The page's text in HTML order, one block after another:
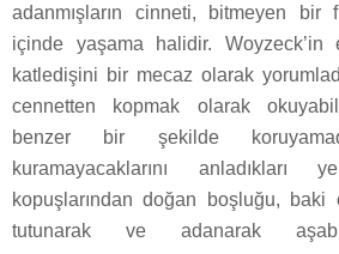
adanmışların cinneti, bitmeyen bir
içinde yaşama halidir.
katledişini bir mecaz olarak
cennetten kopmak olarak
benzer bir şekilde
kuramayacaklarını anladıkları
kopuşlarından doğan boşluğu,
tutunarak ve adanarak